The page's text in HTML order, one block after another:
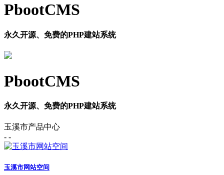
PbootCMS
永久开源、免费的PHP建站系统
PbootCMS
永久开源、免费的PHP建站系统
玉溪市产品中心
- -
玉溪市网站空间